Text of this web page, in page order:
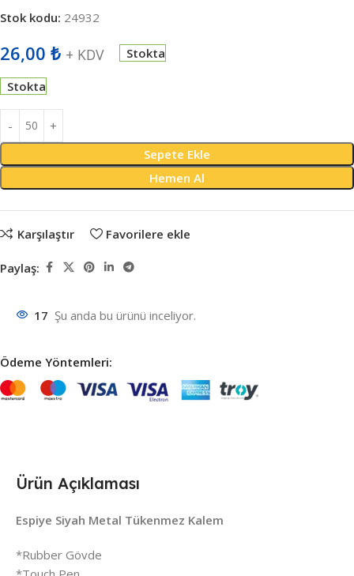
Stok kodu: 24932
26,00 ₺ + KDV Stokta
Stokta
Sepete Ekle
Hemen Al
Karşılaştır Favorilere ekle
Paylaş:
17 Şu anda bu ürünü inceliyor.
Ödeme Yöntemleri:
Ürün Açıklaması
Espiye Siyah Metal Tükenmez Kalem
*Rubber Gövde